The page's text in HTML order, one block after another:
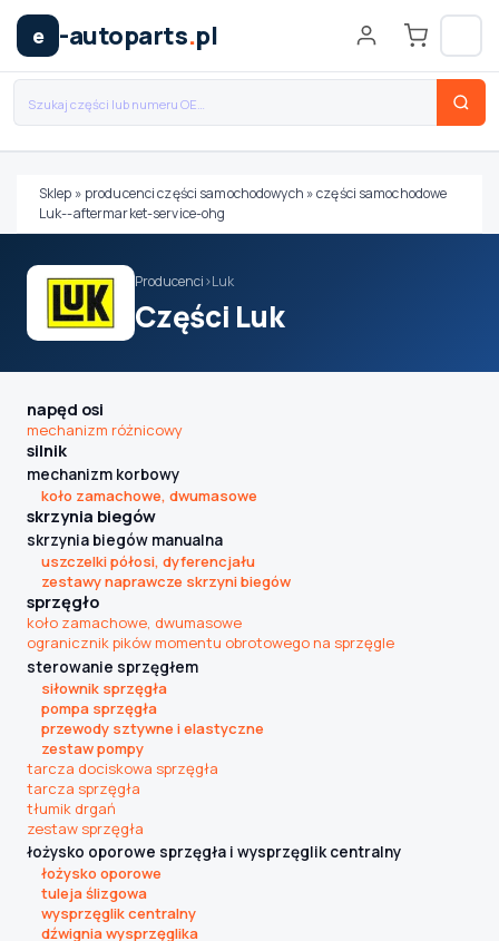
e -autoparts.pl
Wybierz swój pojazd
MARKA
MODEL
TYP / SILNIK
Szukaj pasujących części
Sklep » producenci części samochodowych »części samochodowe
Luk--aftermarket-service-ohg
Producenci›Luk
Części Luk
napęd osi
mechanizm różnicowy
silnik
mechanizm korbowy
koło zamachowe, dwumasowe
skrzynia biegów
skrzynia biegów manualna
uszczelki półosi, dyferencjału
zestawy naprawcze skrzyni biegów
sprzęgło
koło zamachowe, dwumasowe
ogranicznik pików momentu obrotowego na sprzęgle
sterowanie sprzęgłem
siłownik sprzęgła
pompa sprzęgła
przewody sztywne i elastyczne
zestaw pompy
tarcza dociskowa sprzęgła
tarcza sprzęgła
tłumik drgań
zestaw sprzęgła
łożysko oporowe sprzęgła i wysprzęglik centralny
łożysko oporowe
tuleja ślizgowa
wysprzęglik centralny
dźwignia wysprzęglika